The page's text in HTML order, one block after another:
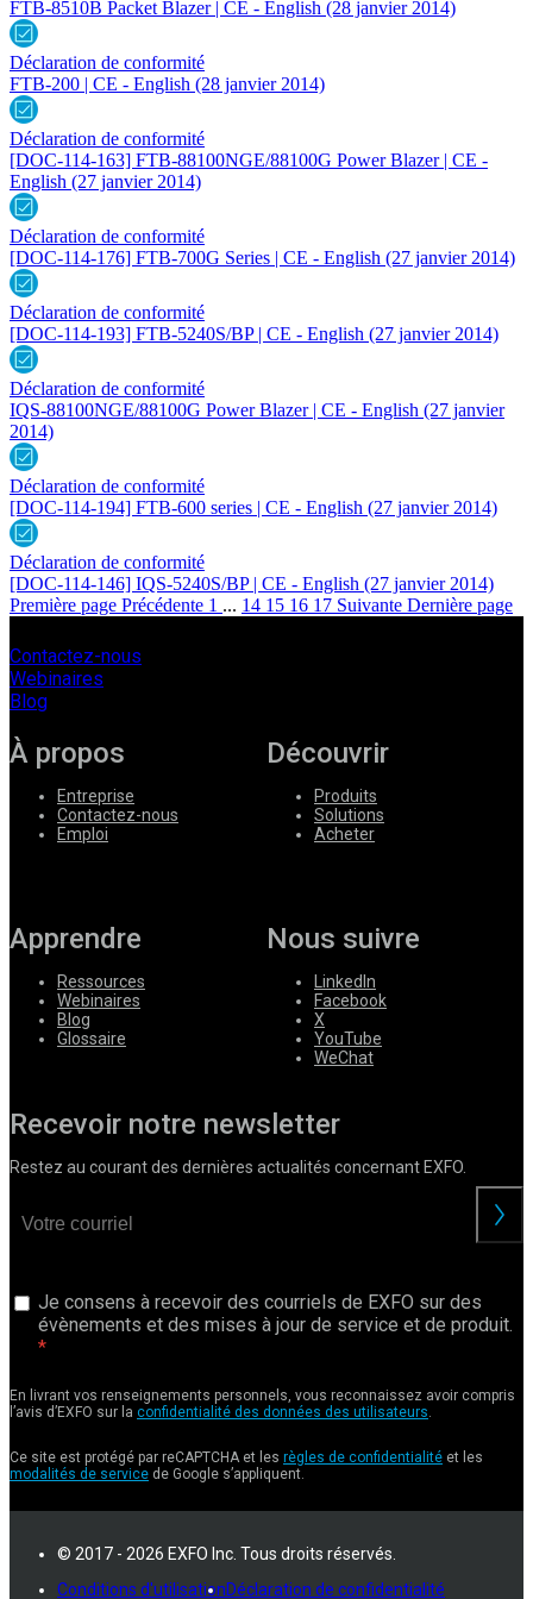
FTB-8510B Packet Blazer | CE - English (28 janvier 2014)
Déclaration de conformité
FTB-200 | CE - English (28 janvier 2014)
Déclaration de conformité
[DOC-114-163] FTB-88100NGE/88100G Power Blazer | CE -
English (27 janvier 2014)
Déclaration de conformité
[DOC-114-176] FTB-700G Series | CE - English (27 janvier 2014)
Déclaration de conformité
[DOC-114-193] FTB-5240S/BP | CE - English (27 janvier 2014)
Déclaration de conformité
IQS-88100NGE/88100G Power Blazer | CE - English (27 janvier
2014)
Déclaration de conformité
[DOC-114-194] FTB-600 series | CE - English (27 janvier 2014)
Déclaration de conformité
[DOC-114-146] IQS-5240S/BP | CE - English (27 janvier 2014)
Première page Précédente 1 ... 14 15 16 17 Suivante Dernière page
Contactez-nous
Webinaires
Blog
À propos
Entreprise
Contactez-nous
Emploi
Découvrir
Produits
Solutions
Acheter
Apprendre
Ressources
Webinaires
Blog
Glossaire
Nous suivre
LinkedIn
Facebook
X
YouTube
WeChat
Recevoir notre newsletter
Restez au courant des dernières actualités concernant EXFO.
Je consens à recevoir des courriels de EXFO sur des
évènements et des mises à jour de service et de produit.
En livrant vos renseignements personnels, vous reconnaissez avoir compris
l’avis d’EXFO sur la confidentialité des données des utilisateurs.
Ce site est protégé par reCAPTCHA et les règles de confidentialité et les
modalités de service de Google s’appliquent.
© 2017 - 2026 EXFO Inc. Tous droits réservés.
Conditions d'utilisationDéclaration de confidentialité